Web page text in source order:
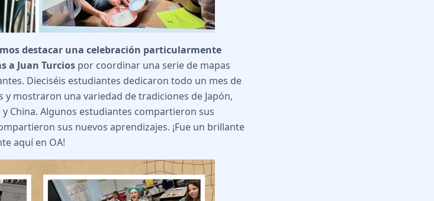
destacar una celebración particularmente
a Juan Turcios por coordinar una serie de mapas
Dieciséis estudiantes dedicaron todo un mes de
y mostraron una variedad de tradiciones de Japón,
y China. Algunos estudiantes compartieron sus
sus nuevos aprendizajes. ¡Fue un brillante
aquí en OA!